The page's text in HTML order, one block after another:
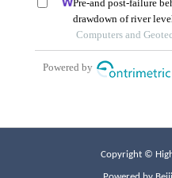
Copyright ©